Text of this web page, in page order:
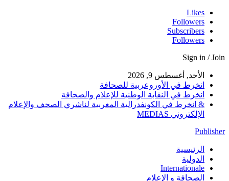
Likes
Followers
Subscribers
Followers
Sign in / Join
الأحد, أغسطس 9, 2026
انخرط في الأوروعربية للصحافة
انخرط في النقابة الوطنية للإعلام والصحافة
& انخرط في الكونفدرالية المغربية لناشري الصحف والإعلام
الإلكتروني MEDIAS
Publisher
الرئيسية
الدولية
Internationale
الصحافة و الإعلام